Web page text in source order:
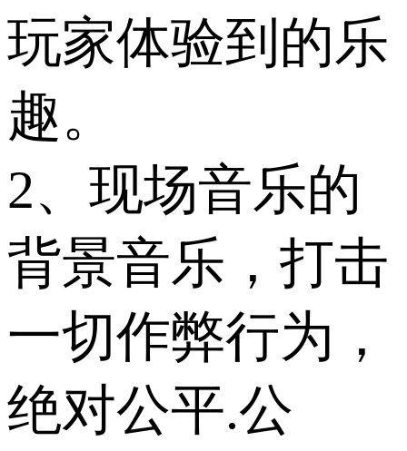
玩家体验到的乐
趣。
2、现场音乐的
背景音乐，打击
一切作弊行为，
绝对公平.公